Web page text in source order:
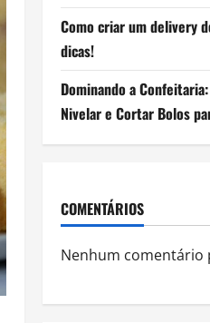
Como criar um delivery
dicas!
Dominando a
Nivelar e Cortar Bolos
COMENTÁRIOS
Nenhum comentário